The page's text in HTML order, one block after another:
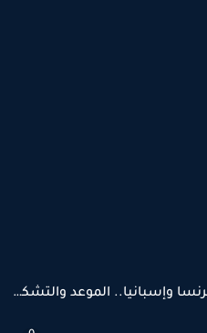
نتيجة مباراة فرنسا وإسبانيا.. الموعد والتشكيل المتوقع وأبرز اللاعبين...